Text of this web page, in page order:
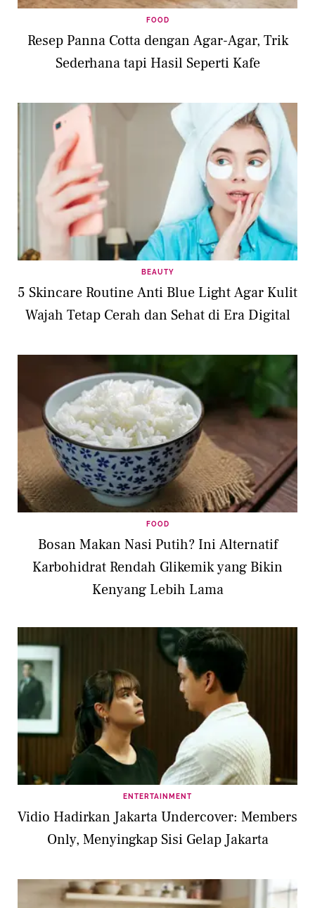
FOOD
Resep Panna Cotta dengan Agar-Agar, Trik
Sederhana tapi Hasil Seperti Kafe
BEAUTY
5 Skincare Routine Anti Blue Light Agar Kulit
Wajah Tetap Cerah dan Sehat di Era Digital
FOOD
Bosan Makan Nasi Putih? Ini Alternatif
Karbohidrat Rendah Glikemik yang Bikin
Kenyang Lebih Lama
ENTERTAINMENT
Vidio Hadirkan Jakarta Undercover: Members
Only, Menyingkap Sisi Gelap Jakarta